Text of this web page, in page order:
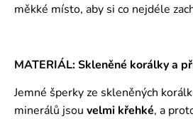
měkké místo, aby si co nejdéle
MATERIÁL: Skleněné korálky a
Jemné šperky ze skleněných
minerálů jsou velmi křehké, a